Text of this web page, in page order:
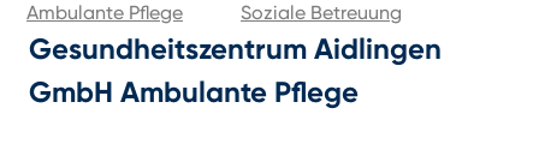
Ambulante Pflege Soziale Betreuung
Gesundheitszentrum Aidlingen
GmbH Ambulante Pflege